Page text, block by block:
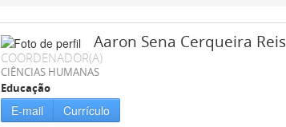
Aaron Sena Cerqueira Reis
COORDENADOR(A)
CIÊNCIAS HUMANAS
Educação
E-mail Currículo